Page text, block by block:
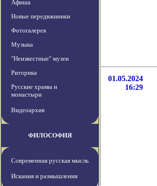
Афиша
Новые передвжиники
Фотогалерея
Музыка
"Неизвестные" музеи
Риторика
Русские храмы и
монастыри
Видеоархив
ФИЛОСОФИЯ
Современная русская мысль
Искания и размышления
01.05.2024
16:29